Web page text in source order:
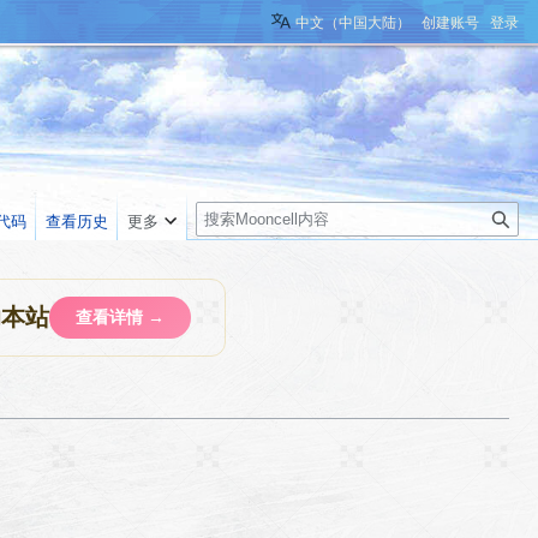
站 查看详情 →
中文（中国大陆） 创建账号 登录
码 查看历史 更多
搜
索